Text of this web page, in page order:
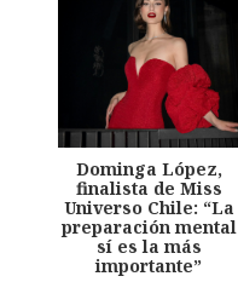
Dominga López,
finalista de Miss
Universo Chile: “La
preparación mental
sí es la más
importante”